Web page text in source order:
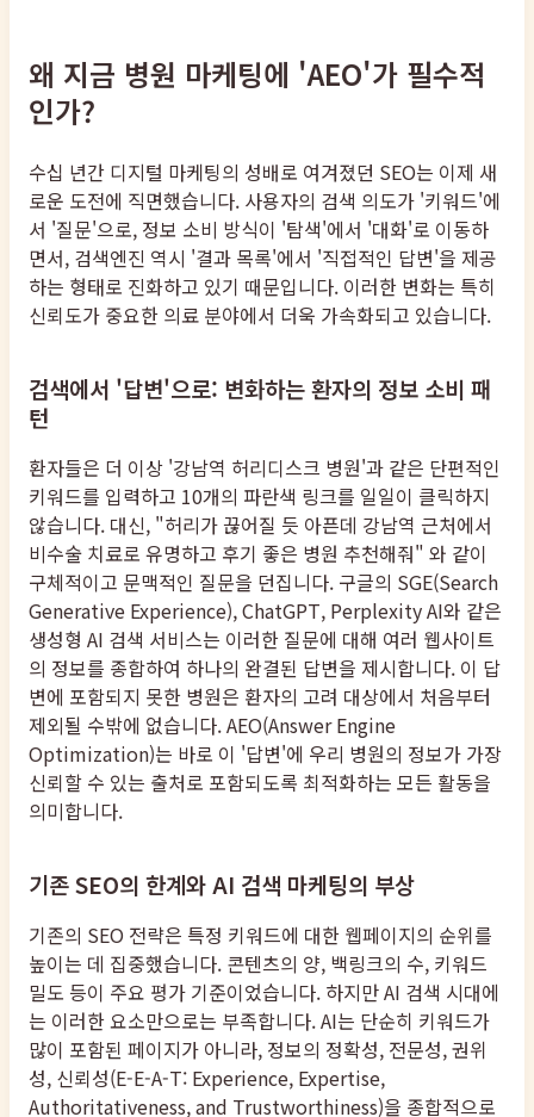
왜 지금 병원 마케팅에 'AEO'가 필수적
인가?
수십 년간 디지털 마케팅의 성배로 여겨졌던 SEO는 이제 새
로운 도전에 직면했습니다. 사용자의 검색 의도가 '키워드'에
서 '질문'으로, 정보 소비 방식이 '탐색'에서 '대화'로 이동하
면서, 검색엔진 역시 '결과 목록'에서 '직접적인 답변'을 제공
하는 형태로 진화하고 있기 때문입니다. 이러한 변화는 특히
신뢰도가 중요한 의료 분야에서 더욱 가속화되고 있습니다.
검색에서 '답변'으로: 변화하는 환자의 정보 소비 패
턴
환자들은 더 이상 '강남역 허리디스크 병원'과 같은 단편적인
키워드를 입력하고 10개의 파란색 링크를 일일이 클릭하지
않습니다. 대신, "허리가 끊어질 듯 아픈데 강남역 근처에서
비수술 치료로 유명하고 후기 좋은 병원 추천해줘" 와 같이
구체적이고 문맥적인 질문을 던집니다. 구글의 SGE(Search
Generative Experience), ChatGPT, Perplexity AI와 같은
생성형 AI 검색 서비스는 이러한 질문에 대해 여러 웹사이트
의 정보를 종합하여 하나의 완결된 답변을 제시합니다. 이 답
변에 포함되지 못한 병원은 환자의 고려 대상에서 처음부터
제외될 수밖에 없습니다. AEO(Answer Engine
Optimization)는 바로 이 '답변'에 우리 병원의 정보가 가장
신뢰할 수 있는 출처로 포함되도록 최적화하는 모든 활동을
의미합니다.
기존 SEO의 한계와 AI 검색 마케팅의 부상
기존의 SEO 전략은 특정 키워드에 대한 웹페이지의 순위를
높이는 데 집중했습니다. 콘텐츠의 양, 백링크의 수, 키워드
밀도 등이 주요 평가 기준이었습니다. 하지만 AI 검색 시대에
는 이러한 요소만으로는 부족합니다. AI는 단순히 키워드가
많이 포함된 페이지가 아니라, 정보의 정확성, 전문성, 권위
성, 신뢰성(E-E-A-T: Experience, Expertise,
Authoritativeness, and Trustworthiness)을 종합적으로